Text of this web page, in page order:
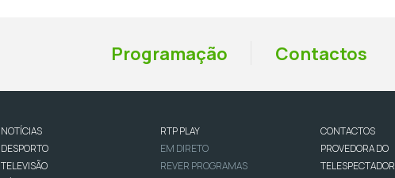
Programação Contactos
NOTÍCIAS
DESPORTO
TELEVISÃO
RTP PLAY
EM DIRETO
REVER PROGRAMAS
CONTACTOS
PROVEDORA DO
TELESPECTADOR